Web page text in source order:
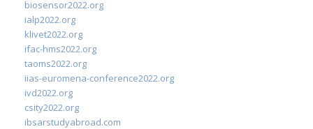
biosensor2022.org
ialp2022.org
klivet2022.org
ifac-hms2022.org
taoms2022.org
iias-euromena-conference2022.org
ivd2022.org
csity2022.org
ibsarstudyabroad.com